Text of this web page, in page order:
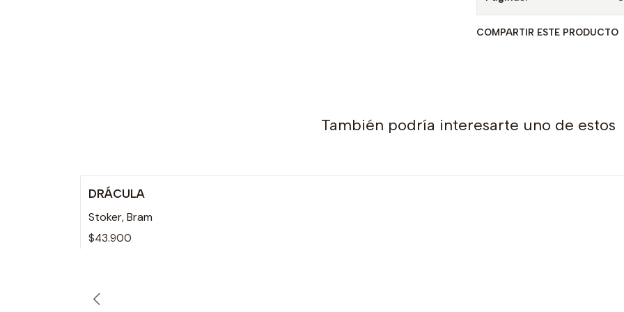
COMPARTIR ESTE PRODUCTO
También podría interesarte uno de estos
Agotado
DRÁCULA
Stoker, Bram
$43.900